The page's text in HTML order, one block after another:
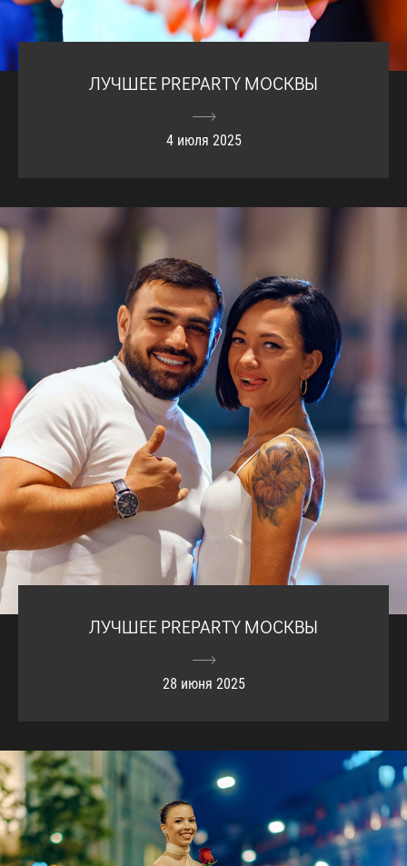
ЛУЧШЕЕ PREPARTY МОСКВЫ
4 июля 2025
ЛУЧШЕЕ PREPARTY МОСКВЫ
28 июня 2025